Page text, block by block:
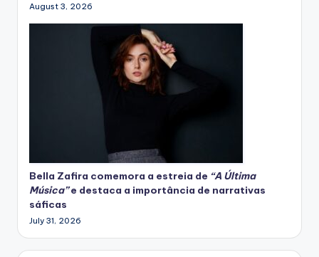
August 3, 2026
Bella Zafira comemora a estreia de “A Última
Música”e destaca a importância de narrativas
sáficas
July 31, 2026